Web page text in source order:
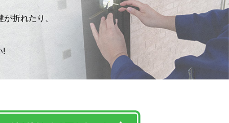
折れたり、
!